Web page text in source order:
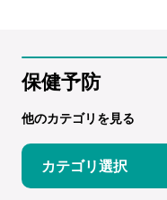
保健予防
他のカテゴリを見る
カテゴリ選択